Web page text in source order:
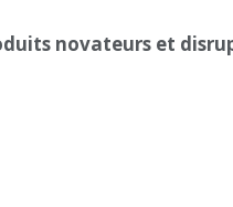
novateurs et